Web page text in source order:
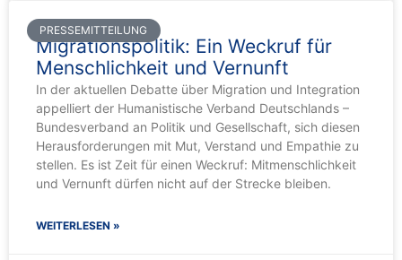
PRESSEMITTEILUNG
Migrationspolitik: Ein Weckruf für
Menschlichkeit und Vernunft
In der aktuellen Debatte über Migration und Integration
appelliert der Humanistische Verband Deutschlands –
Bundesverband an Politik und Gesellschaft, sich diesen
Herausforderungen mit Mut, Verstand und Empathie zu
stellen. Es ist Zeit für einen Weckruf: Mitmenschlichkeit
und Vernunft dürfen nicht auf der Strecke bleiben.
WEITERLESEN »